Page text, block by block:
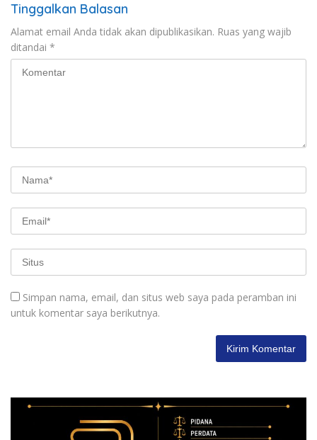
Tinggalkan Balasan
Alamat email Anda tidak akan dipublikasikan. Ruas yang wajib
ditandai *
Simpan nama, email, dan situs web saya pada peramban ini
untuk komentar saya berikutnya.